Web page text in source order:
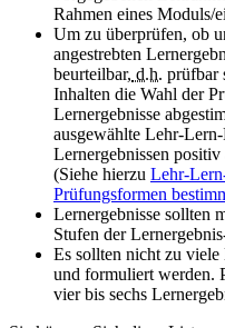
Rahmen eines Moduls/
Um zu überprüfen, ob
angestrebten
beurteilbar, d.h. prüfbar
Inhalten die Wahl der
Lernergebnisse
ausgewählte Lehr-
Lernergebnissen
(Siehe hierzu Lehr-
Prüfungsformen
Lernergebnisse sollten
Stufen der
Es sollten nicht zu viele
und formuliert werden.
vier bis sechs